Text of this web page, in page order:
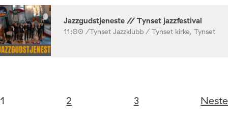
Jazzgudstjeneste // Tynset jazzfestival
11:00 /Tynset Jazzklubb / Tynset kirke, Tynset
1 2 3 Neste